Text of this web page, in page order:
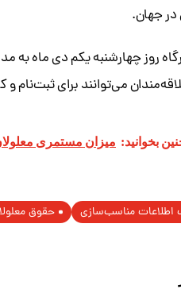
جهان.
می‌توانند برای ثبت‌نام و کسب
بخوانید: میزان مستمری
اطلاعات مناسب‌سازی حقوق